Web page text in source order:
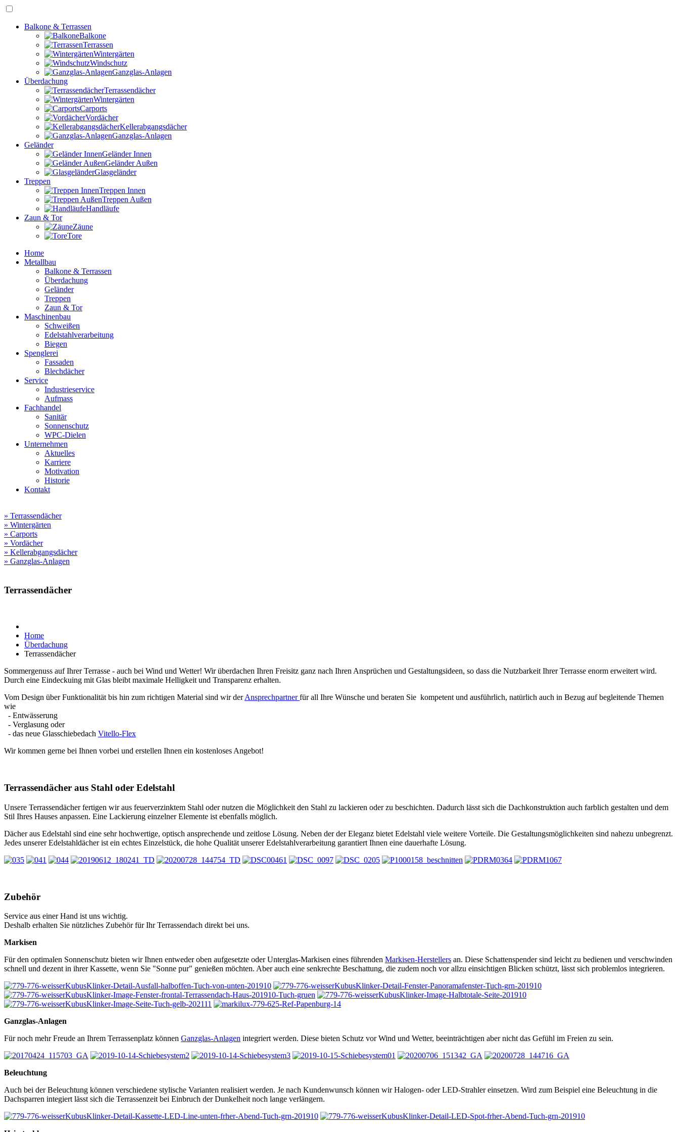
Balkone & Terrassen
Balkone
Terrassen
Wintergärten
Windschutz
Ganzglas-Anlagen
Überdachung
Terrassendächer
Wintergärten
Carports
Vordächer
Kellerabgangsdächer
Ganzglas-Anlagen
Geländer
Geländer Innen
Geländer Außen
Glasgeländer
Treppen
Treppen Innen
Treppen Außen
Handläufe
Zaun & Tor
Zäune
Tore
Home
Metallbau
Balkone & Terrassen
Überdachung
Geländer
Treppen
Zaun & Tor
Maschinenbau
Schweißen
Edelstahlverarbeitung
Biegen
Spenglerei
Fassaden
Blechdächer
Service
Industrieservice
Aufmass
Fachhandel
Sanitär
Sonnenschutz
WPC-Dielen
Unternehmen
Aktuelles
Karriere
Motivation
Historie
Kontakt
» Terrassendächer
» Wintergärten
» Carports
» Vordächer
» Kellerabgangsdächer
» Ganzglas-Anlagen
Terrassendächer
Home
Überdachung
Terrassendächer
Sommergenuss auf Ihrer Terrasse - auch bei Wind und Wetter! Wir überdachen Ihren Freisitz ganz nach Ihren Ansprüchen und Gestaltungsideen, so dass die Nutzbarkeit Ihrer Terrasse enorm erweitert wird.
Durch eine Eindeckuing mit Glas bleibt maximale Helligkeit und Transparenz erhalten.
Vom Design über Funktionalität bis hin zum richtigen Material sind wir derAnsprechpartnerfür all Ihre Wünsche und beraten Sie kompetent und ausführlich, natürlich auch in Bezug auf begleitende Themen
wie
- Entwässerung
- Verglasung oder
- das neue Glasschiebedach Vitello-Flex
Wir kommen gerne bei Ihnen vorbei und erstellen Ihnen ein kostenloses Angebot!
Terrassendächer aus Stahl oder Edelstahl
Unsere Terrassendächer fertigen wir aus feuerverzinktem Stahl oder nutzen die Möglichkeit den Stahl zu lackieren oder zu beschichten. Dadurch lässt sich die Dachkonstruktion auch farblich gestalten und dem
Stil Ihres Hauses anpassen. Eine Lackierung einzelner Elemente ist ebenfalls möglich.
Dächer aus Edelstahl sind eine sehr hochwertige, optisch ansprechende und zeitlose Lösung. Neben der der Eleganz bietet Edelstahl viele weitere Vorteile. Die Gestaltungsmöglichkeiten sind nahezu unbegrenzt.
Jedes unserer Edelstahldächer ist ein echtes Einzelstück, die hohe Qualität unserer Edelstahlverarbeitung garantiert Ihnen eine dauerhafte Lösung.
Zubehör
Service aus einer Hand ist uns wichtig.
Deshalb erhalten Sie nützliches Zubehör für Ihr Terrassendach direkt bei uns.
Markisen
Für den optimalen Sonnenschutz bieten wir Ihnen entweder oben aufgesetzte oder Unterglas-Markisen eines führenden Markisen-Herstellers an. Diese Schattenspender sind leicht zu bedienen und verschwinden
schnell und dezent in ihrer Kassette, wenn Sie "Sonne pur" genießen möchten. Aber auch eine senkrechte Beschattung, die zudem noch vor allzu einsichtigen Blicken schützt, lässt sich problemlos integrieren.
Ganzglas-Anlagen
Für noch mehr Freude an Ihrem Terrassenplatz können Ganzglas-Anlagen integriert werden. Diese bieten Schutz vor Wind und Wetter, beeinträchtigen aber nicht das Gefühl im Freien zu sein.
Beleuchtung
Auch bei der Beleuchtung können verschiedene stylische Varianten realisiert werden. Je nach Kundenwunsch können wir Halogen- oder LED-Strahler einsetzen. Wird zum Beispiel eine Beleuchtung in die
Dachsparren integiert lässt sich die Terrassenzeit bei Einbruch der Dunkelheit noch lange verlängern.